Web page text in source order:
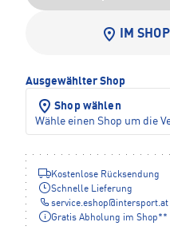
IM
Ausgewählter Shop
Shop wählen
Wähle einen Shop um die
Kostenlose Rücksendung
Schnelle Lieferung
service.eshop@intersport.at
Gratis Abholung im Shop**